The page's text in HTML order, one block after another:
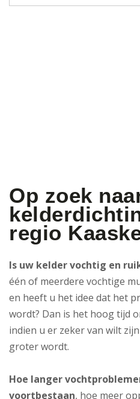
Op zoek
regio
Is uw kelder vochtig en
één of meerdere vochtige
en heeft u het idee dat het
wordt? Dan is het hoog tijd
indien u er zeker van wilt
groter wordt.
Hoe langer
voortbestaan, hoe meer